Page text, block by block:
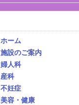
ホーム
施設のご案内
婦人科
産科
不妊症
美容・健康